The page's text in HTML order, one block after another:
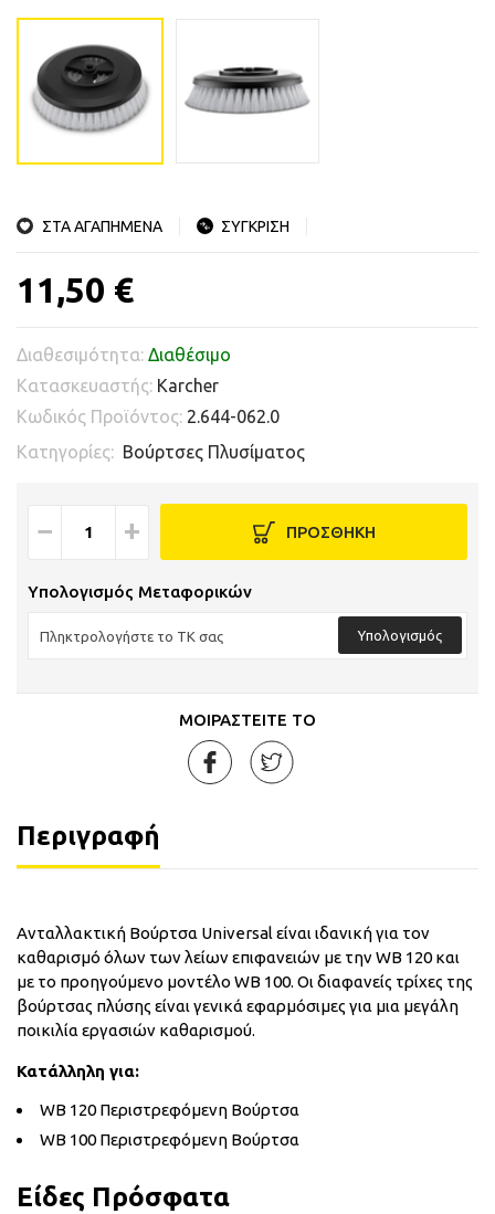
ΣΤΑ ΑΓΑΠΗΜΕΝΑ ΣΥΓΚΡΙΣΗ
11,50 €
Διαθεσιμότητα: Διαθέσιμο
Κατασκευαστής: Karcher
Κωδικός Προϊόντος: 2.644-062.0
Κατηγορίες: Βούρτσες Πλυσίματος
− + ΠΡΟΣΘΗΚΗ
Υπολογισμός Μεταφορικών
Υπολογισμός
ΜΟΙΡΑΣΤΕΙΤΕ ΤΟ
Περιγραφή
Ανταλλακτική Βούρτσα Universal είναι ιδανική για τον
καθαρισμό όλων των λείων επιφανειών με την WB 120 και
με το προηγούμενο μοντέλο WB 100. Οι διαφανείς τρίχες της
βούρτσας πλύσης είναι γενικά εφαρμόσιμες για μια μεγάλη
ποικιλία εργασιών καθαρισμού.
Κατάλληλη για:
WB 120 Περιστρεφόμενη Βούρτσα
WB 100 Περιστρεφόμενη Βούρτσα
Είδες Πρόσφατα